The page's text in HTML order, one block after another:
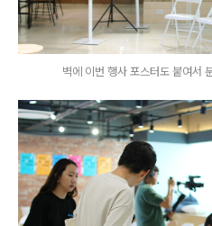
벽에 이번 행사 포스터도 붙여서